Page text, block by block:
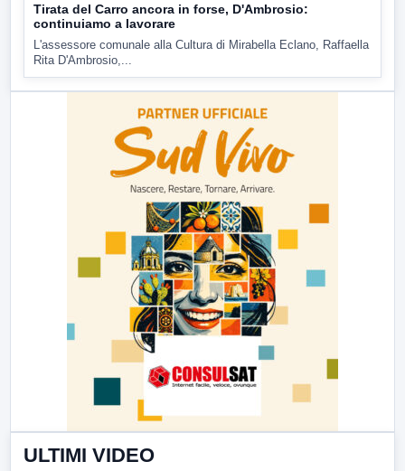
Tirata del Carro ancora in forse, D'Ambrosio:
continuiamo a lavorare
L'assessore comunale alla Cultura di Mirabella Eclano, Raffaella
Rita D'Ambrosio,...
ULTIMI VIDEO